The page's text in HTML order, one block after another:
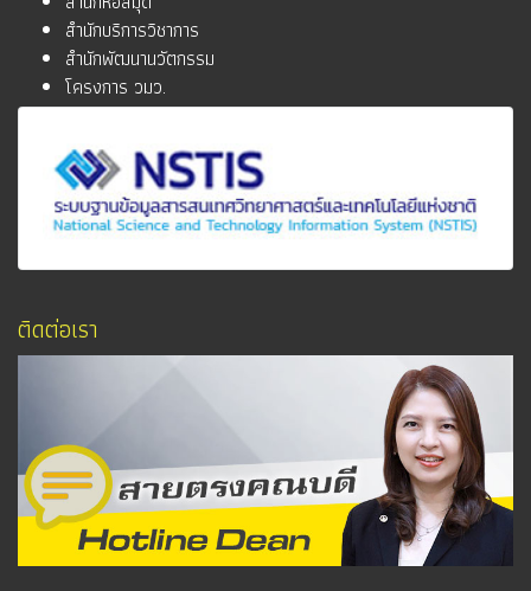
สำนักบริการวิชาการ
สำนักพัฒนานวัตกรรม
โครงการ วมว.
ติดต่อเรา